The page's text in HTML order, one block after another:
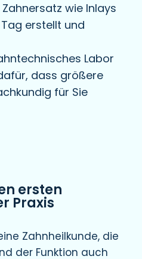
wie Inlays
erstellt und
Labor
dass größere
für Sie
ersten
Praxis
Zahnheilkunde, die
der Funktion auch